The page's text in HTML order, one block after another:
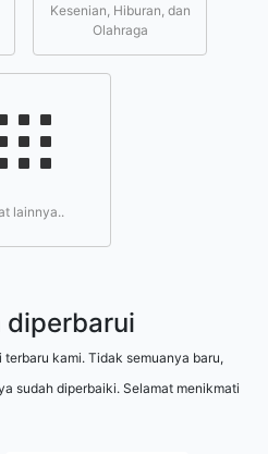
Kesenian, Hiburan, dan
Olahraga
lainnya..
diperbarui
kami. Tidak semuanya baru,
sudah diperbaiki. Selamat menikmati